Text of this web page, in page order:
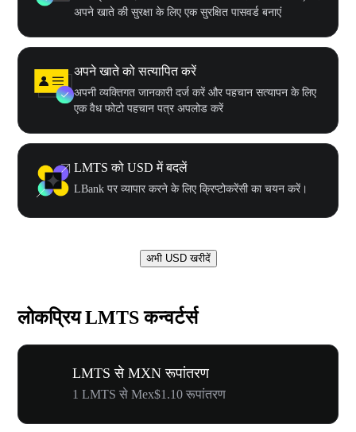
अपने खाते की सुरक्षा के लिए एक सुरक्षित पासवर्ड बनाएं
अपने खाते को सत्यापित करें
अपनी व्यक्तिगत जानकारी दर्ज करें और पहचान सत्यापन के लिए
एक वैध फोटो पहचान पत्र अपलोड करें
LMTS को USD में बदलें
LBank पर व्यापार करने के लिए क्रिप्टोकरेंसी का चयन करें।
अभी USD खरीदें
लोकप्रिय LMTS कन्वर्टर्स
LMTS से MXN रूपांतरण
1 LMTS से Mex$1.10 रूपांतरण